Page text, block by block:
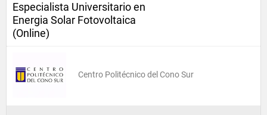
Especialista Universitario en
Energia Solar Fotovoltaica
(Online)
Centro Politécnico del Cono Sur